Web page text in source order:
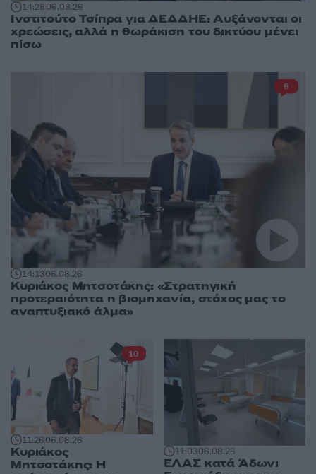
14:2806.08.26
Ινστιτούτο Τσίπρα για ΔΕΔΔΗΕ: Αυξάνονται οι
χρεώσεις, αλλά η θωράκιση του δικτύου μένει
πίσω
14:1306.08.26
Κυριάκος Μητσοτάκης: «Στρατηγική
προτεραιότητα η βιομηχανία, στόχος μας το
αναπτυξιακό άλμα»
6
11:2606.08.26
Κυριάκος
Μητσοτάκης: Η
10
11:0306.08.26
ΕΛΑΣ κατά Άδωνι